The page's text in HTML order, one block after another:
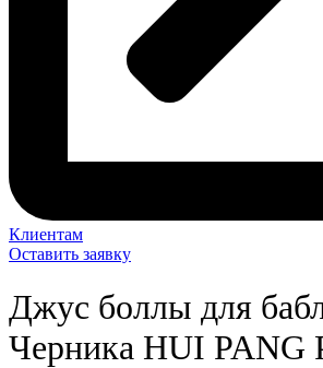
Клиентам
Оставить заявку
Джус боллы для
Черника HUI PANG